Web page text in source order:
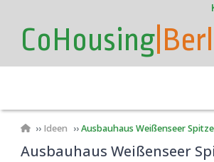
Inhaltaccount
menu
CoHousing
Pfadnavigation
Ideen Ausbauhaus Weißenseer Spitze
Ausbauhaus Weißenseer